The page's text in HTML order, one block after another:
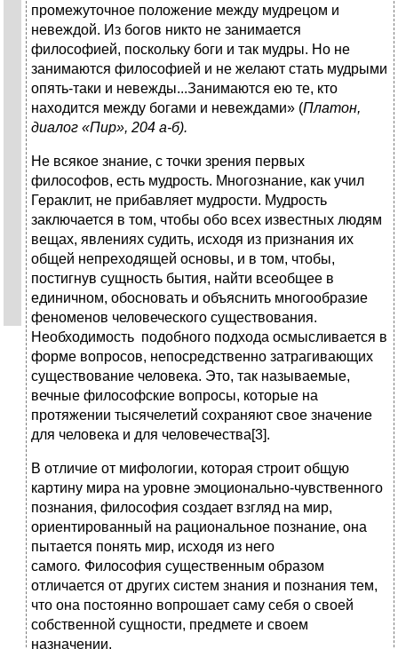
промежуточное положение между мудрецом и
невеждой. Из богов никто не занимается
философией, поскольку боги и так мудры. Но не
занимаются философией и не желают стать мудрыми
опять-таки и невежды...Занимаются ею те, кто
находится между богами и невеждами» (Платон,
диалог «Пир», 204 а-б).
Не всякое знание, с точки зрения первых
философов, есть мудрость. Многознание, как учил
Гераклит, не прибавляет мудрости. Мудрость
заключается в том, чтобы обо всех известных людям
вещах, явлениях судить, исходя из признания их
общей непреходящей основы, и в том, чтобы,
постигнув сущность бытия, найти всеобщее в
единичном, обосновать и объяснить многообразие
феноменов человеческого существования.
Необходимость подобного подхода осмысливается в
форме вопросов, непосредственно затрагивающих
существование человека. Это, так называемые,
вечные философские вопросы, которые на
протяжении тысячелетий сохраняют свое значение
для человека и для человечества[3].
В отличие от мифологии, которая строит общую
картину мира на уровне эмоционально-чувственного
познания, философия создает взгляд на мир,
ориентированный на рациональное познание, она
пытается понять мир, исходя из него
самого. Философия существенным образом
отличается от других систем знания и познания тем,
что она постоянно вопрошает саму себя о своей
собственной сущности, предмете и своем
назначении.